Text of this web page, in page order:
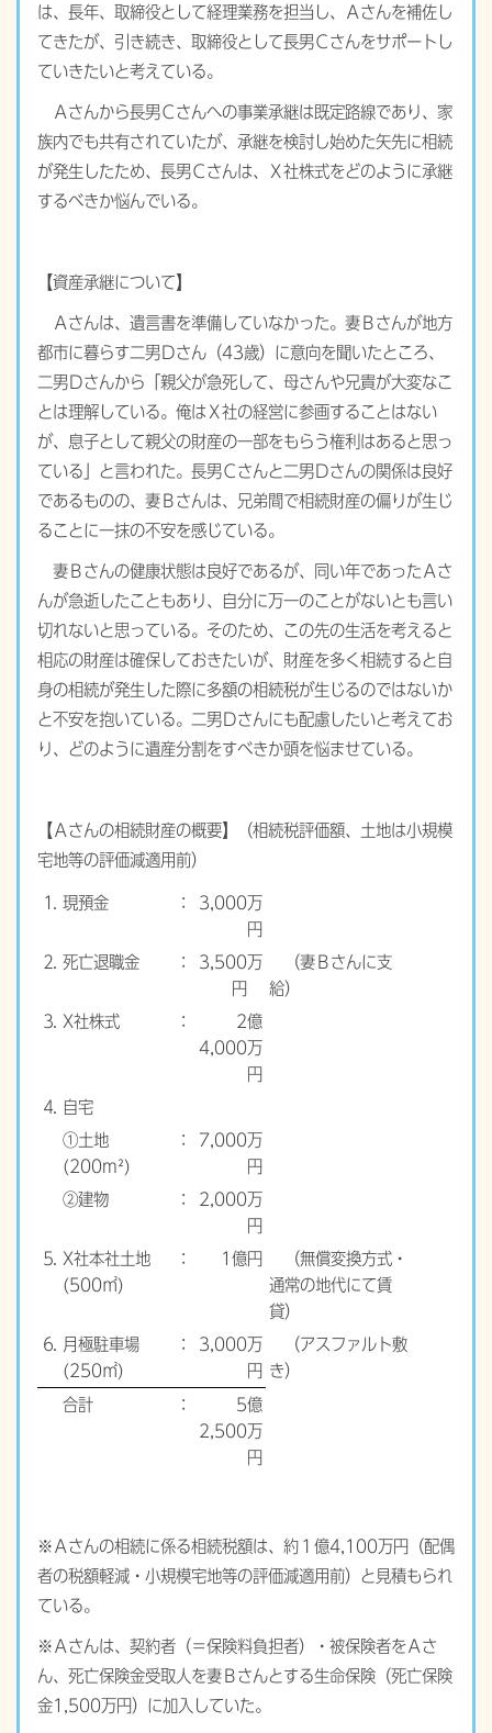
は、長年、取締役として経理業務を担当し、Ａさんを補佐し
てきたが、引き続き、取締役として長男Ｃさんをサポートし
ていきたいと考えている。
Ａさんから長男Ｃさんへの事業承継は既定路線であり、家
族内でも共有されていたが、承継を検討し始めた矢先に相続
が発生したため、長男Ｃさんは、Ｘ社株式をどのように承継
するべきか悩んでいる。
【資産承継について】
Ａさんは、遺言書を準備していなかった。妻Ｂさんが地方
都市に暮らす二男Ｄさん（43歳）に意向を聞いたところ、
二男Ｄさんから「親父が急死して、母さんや兄貴が大変なこ
とは理解している。俺はＸ社の経営に参画することはない
が、息子として親父の財産の一部をもらう権利はあると思っ
ている」と言われた。長男Ｃさんと二男Ｄさんの関係は良好
であるものの、妻Ｂさんは、兄弟間で相続財産の偏りが生じ
ることに一抹の不安を感じている。
妻Ｂさんの健康状態は良好であるが、同い年であったＡさ
んが急逝したこともあり、自分に万一のことがないとも言い
切れないと思っている。そのため、この先の生活を考えると
相応の財産は確保しておきたいが、財産を多く相続すると自
身の相続が発生した際に多額の相続税が生じるのではないか
と不安を抱いている。二男Ｄさんにも配慮したいと考えてお
り、どのように遺産分割をすべきか頭を悩ませている。
【Ａさんの相続財産の概要】（相続税評価額、土地は小規模
宅地等の評価減適用前）
⒈ 現預金 ：
3,000万
円
⒉ 死亡退職金 ：
3,500万
円
（妻Ｂさんに支
給）
⒊
X社株式 ：
2億
4,000万
円
⒋
自宅
①土地
(200m²)
：
7,000万
円
②建物
：
2,000万
円
⒌
X社本社土地
(500㎡)
： 1億円
（無償変換方式・
通常の地代にて賃
貸）
⒍
月極駐車場
(250㎡)
：
3,000万
円
（アスファルト敷
き）
合計
：
5億
2,500万
円
※Ａさんの相続に係る相続税額は、約１億4,100万円（配偶
者の税額軽減・小規模宅地等の評価減適用前）と見積もられ
ている。
※Ａさんは、契約者（＝保険料負担者）・被保険者をＡさ
ん、死亡保険金受取人を妻Ｂさんとする生命保険（死亡保険
金1,500万円）に加入していた。